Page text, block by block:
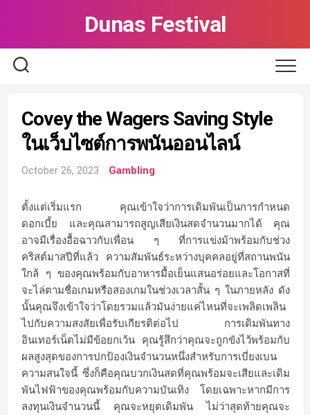
Dunas Festival
Covey the Wagers Saving Style
ในเว็บไซต์การพนันออนไลน์
October 26, 2023 Gambling
ตั้งแต่เริ่มแรก คุณเข้าใจว่าการเดิมพันเป็นการกำหนด
ดอกเบี้ย และคุณสามารถสูญเสียเงินสดจำนวนมากได้ คุณ
อาจมีเรื่องอื้อฉาวกับเพื่อน ๆ ที่การแข่งม้าพร้อมกับช่วง
คริสต์มาสปีที่แล้ว ความสัมพันธ์ระหว่างบุคคลอยู่ที่สถานพนัน
ใกล้ ๆ ของคุณพร้อมกับอาหารมื้อเย็นแสนอร่อยและโอกาสที่
จะไล่ตามชื่อเกมหรือสองเกมในช่วงเวลาสั้น ๆ ในภายหลัง ดัง
นั้นคุณจึงเข้าใจว่าโดยรวมแล้วมันง่ายแค่ไหนที่จะเพลิดเพลิน
ไปกับความสงสัยเพื่อรับเกียรติต่อไป การเดิมพันทาง
อินเทอร์เน็ตไม่มีข้อยกเว้น คุณรู้สึกว่าคุณจะถูกขังไว้พร้อมกับ
ผลสูงสุดของการปกป้องเงินจำนวนหนึ่งสำหรับการเบี่ยงเบน
ความสนใจนี้ ซึ่งก็คือคุณบวกเงินสดที่คุณพร้อมจะเสียและเดิม
พันไฟฟ้าของคุณพร้อมกับความบันเทิง โดยเฉพาะหากมีการ
ลงทุนเงินจำนวนนี้ คุณจะหยุดเดิมพัน ไม่ว่าสุดท้ายคุณจะ